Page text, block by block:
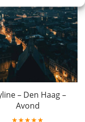
– Den Haag –
Avond
★★★★★